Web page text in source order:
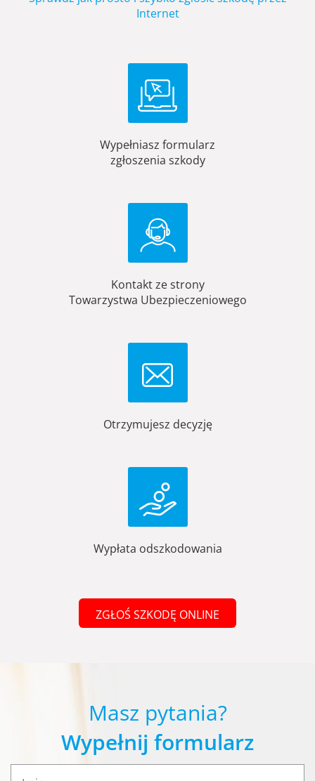
Internet
Wypełniasz formularz
zgłoszenia szkody
Kontakt ze strony
Towarzystwa Ubezpieczeniowego
Otrzymujesz decyzję
Wypłata odszkodowania
ZGŁOŚ SZKODĘ ONLINE
Masz pytania?
Wypełnij formularz